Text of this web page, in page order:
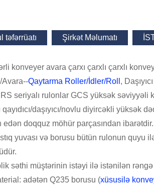
təfərrüatı Şirkət Məlumatı
konveyer avara çarxı çarxlı çarxlı
Avara--Qaytarma Roller/İdler/Roll ,
seriyalı rulonlar GCS yüksək səviyyəli
qayıdıcı/daşıyıcı/novlu diyircəkli yüksək
edən doqquz möhür parçasından
yuvası və borusu bütün rulonun quyu
səthi müştərinin istəyi ilə istənilən
adətən Q235 borusu (xüsusilə